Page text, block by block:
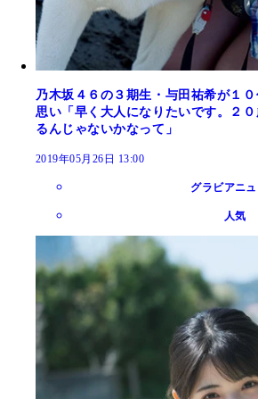
乃木坂４６の３期生・与田祐希が１
思い「早く大人になりたいです。２
るんじゃないかなって」
2019年05月26日 13:00
グラビアニ
人気